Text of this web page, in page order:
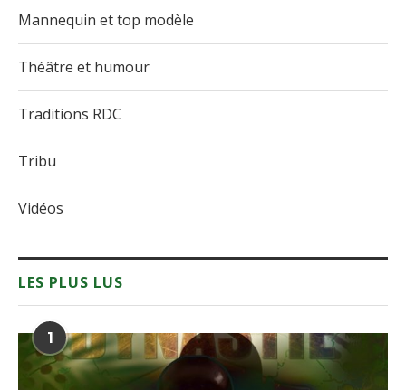
Mannequin et top modèle
Théâtre et humour
Traditions RDC
Tribu
Vidéos
LES PLUS LUS
1